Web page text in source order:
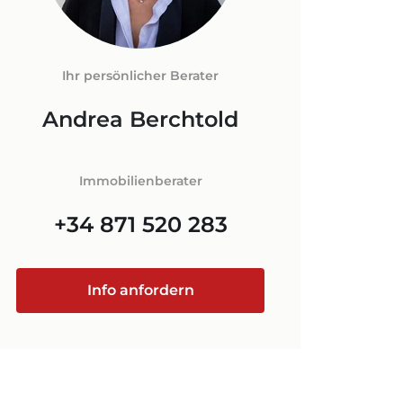
+34 871 520 283
Ihr persönlicher Berater
Andrea Berchtold
Immobilienberater
+34 871 520 283
Info anfordern